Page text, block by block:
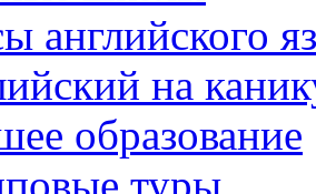
английского
на
образование